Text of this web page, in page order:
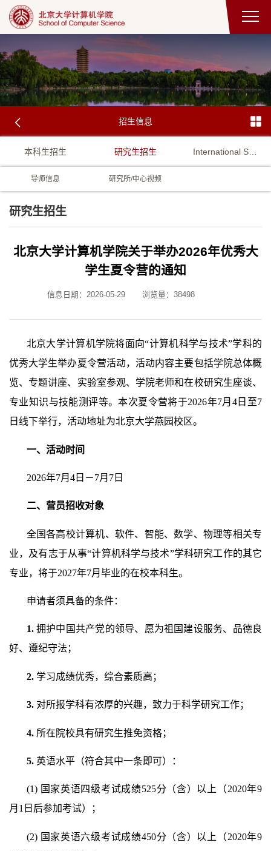
招生信息
本科生招生 研究生招生 International Student Admission
导师信息 研究所/中心视频
研究生招生
北京大学计算机学院关于举办2026年优秀大
学生夏令营的通知
信息日期：2026-05-29 浏览量： 38498
北京大学计算机学院将面向“计算机科学与技术”学科的
优秀大学生举办夏令营活动，活动内容主要包括学院总体概
览、专题讲座、实验室参观、学院老师和在校研究生座谈、
专业知识与技能测评等。本次夏令营将于2026年7月 4日至7
日线下举行，活动地址为北京大学燕园校区。
一、活动时间
2026年7月 4日－7月 7日
二、营员招收对象
全国各高校计算机、软件、智能、数学、物理等相关专
业，及有志于从事“计算机科学与技术”学科研究工作的其它
专业，将于2027年7月毕业的在校本科生。
申请者须具备的条件：
1.拥护中国共产党的领导、愿为祖国建设服务、品德良
好、遵纪守法；
2. 学习成绩优秀，综合素质高；
3. 对所报学科有浓厚的兴趣，致力于科学研究工作；
4. 所在院校具有研究生推免资格；
5. 英语水平（符合其中一条即可）：
(1) 国家英语四级考试成绩525分（含）以上（2020年9
月 1 日后参加考试）；
(2) 国家英语六级考试成绩450分（含）以上（2020年9